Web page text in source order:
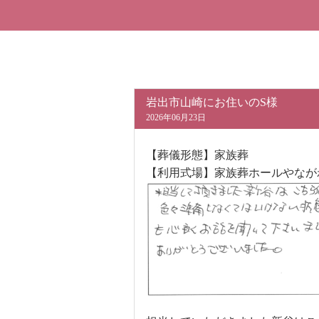
岩出市山崎にお住いのS様
2026年06月23日
【葬儀形態】家族葬
【利用式場】家族葬ホールやな